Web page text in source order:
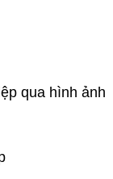
qua hình ảnh